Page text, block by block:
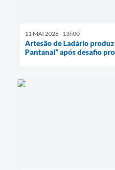
11 MAI 2026 - 13h00
Artesão de Ladário produz
Pantanal” após desafio